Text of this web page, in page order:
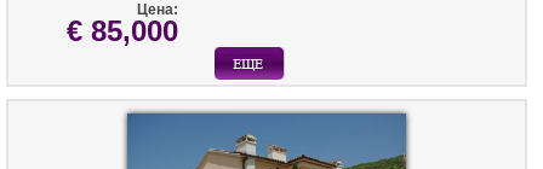
Цена:
€ 85,000